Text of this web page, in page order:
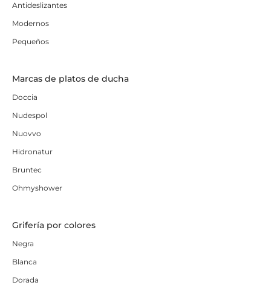
Antideslizantes
Modernos
Pequeños
Marcas de platos de ducha
Doccia
Nudespol
Nuovvo
Hidronatur
Bruntec
Ohmyshower
Grifería por colores
Negra
Blanca
Dorada